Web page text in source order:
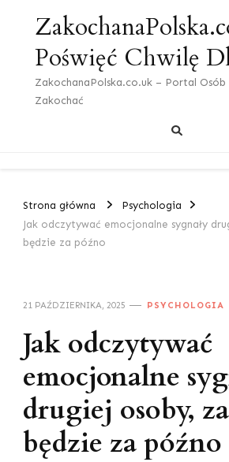
Poświęć Chwilę
ZakochanaPolska.co.uk – Portal Osób
Zakochać
Strona główna
Psychologia
Jak odczytywać emocjonalne sygnały
będzie za późno
21 PAŹDZIERNIKA, 2025 PSYCHOLOGIA
Jak odczytywać
emocjonalne
drugiej osoby,
będzie za późno